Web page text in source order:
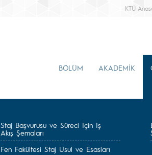
KTÜ
BÖLÜM AKADEMİK
Staj Başvurusu ve Süreci İçin İş
Akış Şemaları
Fen Fakültesi Staj Usul ve Esasları